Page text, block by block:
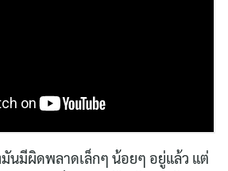
นมีผิดพลาดเล็กๆ น้อยๆ อยู่แล้ว แต่